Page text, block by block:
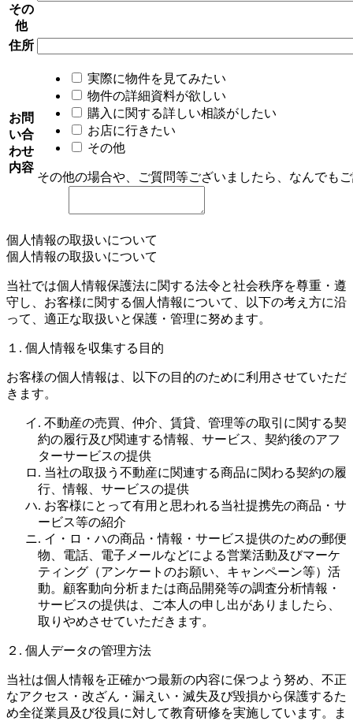
その
他
住所
お問
い合
わせ
内容
実際に物件を見てみたい
物件の詳細資料が欲しい
購入に関する詳しい相談がしたい
お店に行きたい
その他
その他の場合や、ご質問等ございましたら、なんでも
個人情報の取扱いについて
個人情報の取扱いについて
当社では個人情報保護法に関する法令と社会秩序を尊重・遵
守し、お客様に関する個人情報について、以下の考え方に沿
って、適正な取扱いと保護・管理に努めます。
１. 個人情報を収集する目的
お客様の個人情報は、以下の目的のために利用させていただ
きます。
イ. 不動産の売買、仲介、賃貸、管理等の取引に関する契
約の履行及び関連する情報、サービス、契約後のアフ
ターサービスの提供
ロ. 当社の取扱う不動産に関連する商品に関わる契約の履
行、情報、サービスの提供
ハ. お客様にとって有用と思われる当社提携先の商品・サ
ービス等の紹介
ニ. イ・ロ・ハの商品・情報・サービス提供のための郵便
物、電話、電子メールなどによる営業活動及びマーケ
ティング（アンケートのお願い、キャンペーン等）活
動。顧客動向分析または商品開発等の調査分析情報・
サービスの提供は、ご本人の申し出がありましたら、
取りやめさせていただきます。
２. 個人データの管理方法
当社は個人情報を正確かつ最新の内容に保つよう努め、不正
なアクセス・改ざん・漏えい・滅失及び毀損から保護するた
め全従業員及び役員に対して教育研修を実施しています。ま